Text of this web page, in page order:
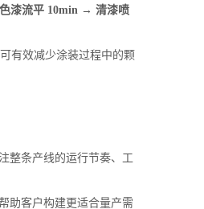
漆流平 10min → 清漆喷
有效减少涂装过程中的颗
整条产线的运行节奏、工
助客户构建更适合量产需